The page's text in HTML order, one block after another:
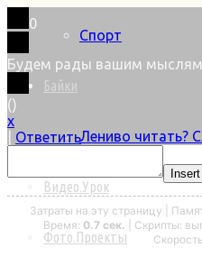
Спорт
Байки
Лениво читать?
Видео.Урок
Фото.Проекты
0
Будем рады вашим
()
x
Ответить
Insert
Затраты на эту страницу |
Время: 0.7 сек. | Скрипты: